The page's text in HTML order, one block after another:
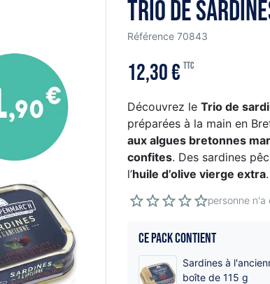
Trio de
Référence 70843
12,30 € TTC
Découvrez le Trio de
préparées à la main en
aux algues bretonnes
confites. Des sardines
l’huile d’olive vierge extra.
personne
Ce pack contient
Sardines à
boîte de 115 g